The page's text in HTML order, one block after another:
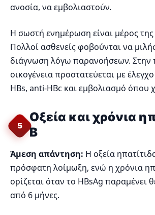
ανοσία, να εμβολιαστούν.
Η σωστή ενημέρωση είναι μέρος
Πολλοί ασθενείς φοβούνται να
διάγνωση λόγω παρανοήσεων. Στην
οικογένεια προστατεύεται με
HBs, anti-HBc και εμβολιασμό όπου
5
Οξεία και χρόνια
Β
Άμεση απάντηση: Η οξεία
πρόσφατη λοίμωξη, ενώ η χρόνια
ορίζεται όταν το HBsAg παραμένει
από 6 μήνες.